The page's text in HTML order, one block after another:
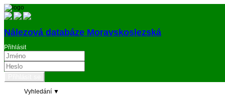
Nálezová databáze Moravskoslezská
Přihlásit
Vyhledání ▼